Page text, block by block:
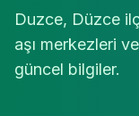
Duzce, Düzce
aşı merkezleri
güncel bilgiler.